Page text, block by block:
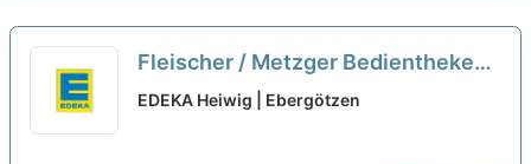
Fleischer / Metzger Bedientheke
(m/w/d) neu
EDEKA Heiwig | Ebergötzen